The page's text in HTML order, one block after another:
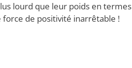
lourd que leur poids en termes
force de positivité inarrêtable !